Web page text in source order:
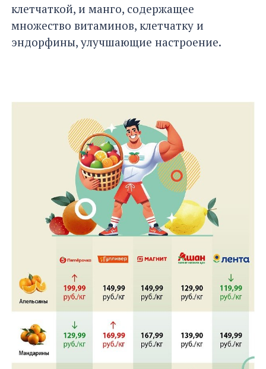
клетчаткой, и манго, содержащее
множество витаминов, клетчатку и
эндорфины, улучшающие настроение.